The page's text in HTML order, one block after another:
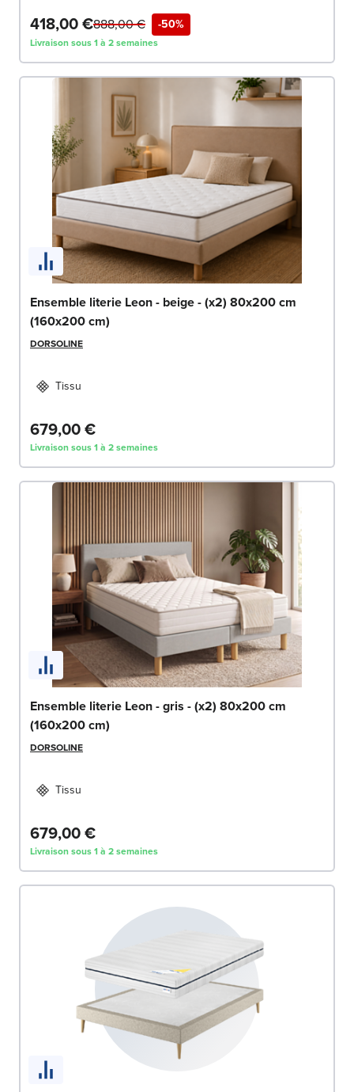
418,00 € -50%
888,00 €
Livraison sous 1 à 2 semaines
Ensemble literie Leon - beige - (x2) 80x200 cm
(160x200 cm)
DORSOLINE
Tissu
679,00 €
Livraison sous 1 à 2 semaines
Ensemble literie Leon - gris - (x2) 80x200 cm
(160x200 cm)
DORSOLINE
Tissu
679,00 €
Livraison sous 1 à 2 semaines